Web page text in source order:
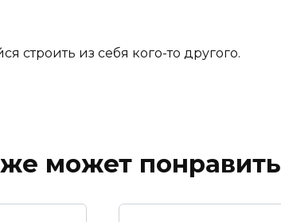
строить из себя кого-то другого.
может